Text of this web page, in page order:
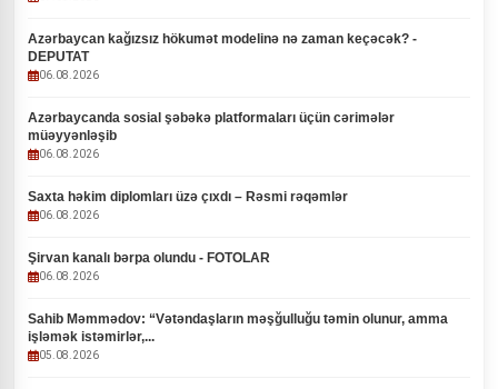
Azərbaycan kağızsız hökumət modelinə nə zaman keçəcək? -
DEPUTAT
06.08.2026
Azərbaycanda sosial şəbəkə platformaları üçün cərimələr
müəyyənləşib
06.08.2026
Saxta həkim diplomları üzə çıxdı – Rəsmi rəqəmlər
06.08.2026
Şirvan kanalı bərpa olundu - FOTOLAR
06.08.2026
Sahib Məmmədov: “Vətəndaşların məşğulluğu təmin olunur, amma
işləmək istəmirlər,...
05.08.2026